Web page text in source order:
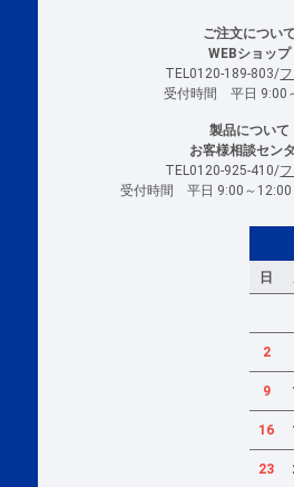
ご注文について
WEBショップ
TEL0120-189-803/
受付時間 平日 9:00
製品について
お客様相談セン
TEL0120-925-410/
受付時間 平日 9:00～12:00
日
2
9
16
23